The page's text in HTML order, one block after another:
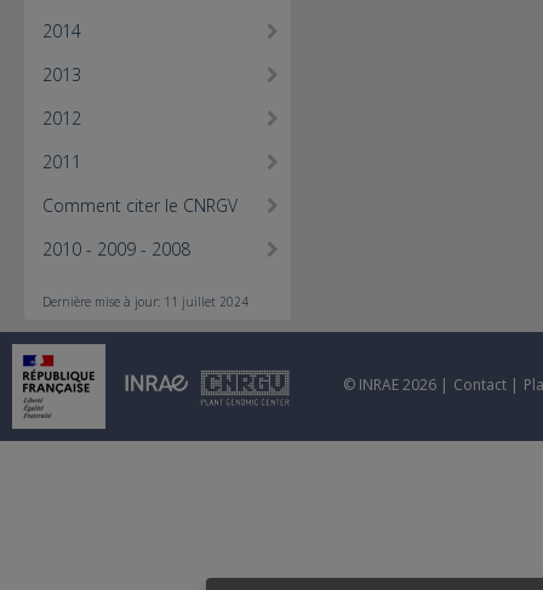
2014
2013
2012
2011
Comment citer le CNRGV
2010 - 2009 - 2008
Dernière mise à jour: 11 juillet 2024
© INRAE 2026 | Contact |